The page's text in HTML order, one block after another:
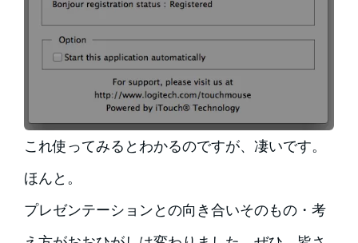
これ使ってみるとわかるのですが、凄いです。
ほんと。
プレゼンテーションとの向き合いそのもの・考